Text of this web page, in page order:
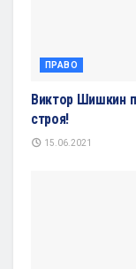
ПРАВО
Виктор Шишкин
строя!
15.06.2021